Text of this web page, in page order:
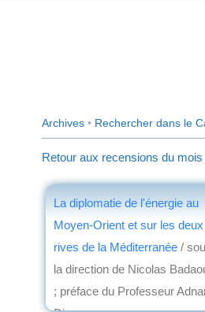
Archives • Rechercher dans le
Retour aux recensions du mois
La diplomatie de l'énergie au
Moyen-Orient et sur les deux
rives de la Méditerranée /
la direction de Nicolas
; préface du Professeur